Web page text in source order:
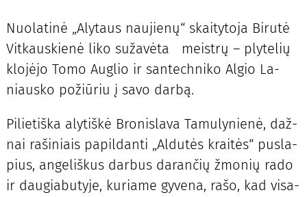
Nuo­la­ti­nė „Aly­taus nau­jie­nų“ skai­ty­to­ja Bi­ru­tė
Vit­kaus­kie­nė li­ko su­ža­vė­ta meist­rų – ply­te­lių
klo­jė­jo To­mo Aug­lio ir san­tech­ni­ko Al­gio La­
niaus­ko po­žiū­riu į sa­vo dar­bą.
Pi­lie­tiš­ka aly­tiš­kė Bro­nis­la­va Ta­mu­ly­nie­nė, daž­
nai ra­ši­niais pa­pil­dan­ti „Al­du­tės krai­tės“ pus­la­
pius, an­ge­liš­kus dar­bus da­ran­čių žmo­nių ra­do
ir dau­gia­bu­ty­je, ku­ria­me gy­ve­na, ra­šo, kad vi­sa­